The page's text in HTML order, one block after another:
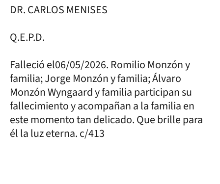
DR. CARLOS MENISES
Q.E.P.D.
Falleció el06/05/2026. Romilio Monzón y
familia; Jorge Monzón y familia; Álvaro
Monzón Wyngaard y familia participan su
fallecimiento y acompañan a la familia en
este momento tan delicado. Que brille para
él la luz eterna. c/413